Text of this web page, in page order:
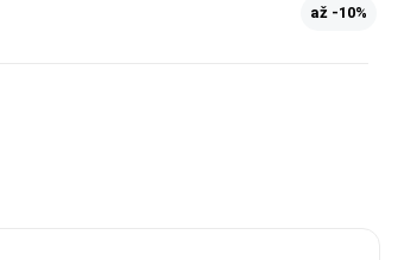
až -10%